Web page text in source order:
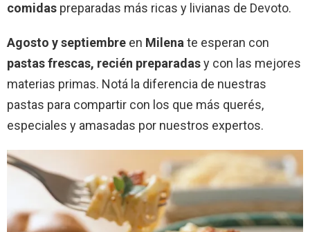
comidas preparadas más ricas y livianas de Devoto.
Agosto y septiembre en Milena te esperan con
pastas frescas, recién preparadasy con las mejores
materias primas. Notá la diferencia de nuestras
pastas para compartir con los que más querés,
especiales y amasadas por nuestros expertos.